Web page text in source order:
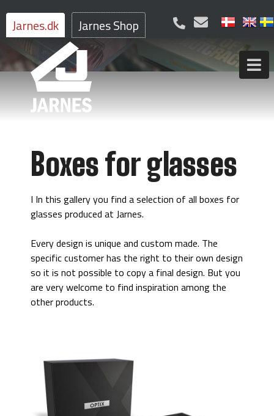
Jarnes.dk Jarnes Shop
Boxes for glasses
I In this gallery you find a selection of all boxes for
glasses produced at Jarnes.
Every design is unique and custom made. The
specific customer has the right to their own design
so it is not possible to copy a final design. But you
are very welcome to find inspiration among the
other products.